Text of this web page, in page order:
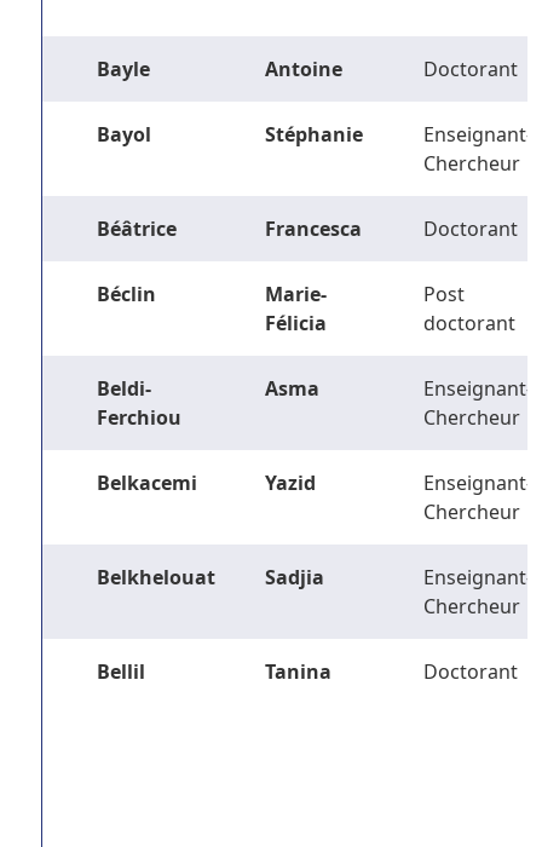
Bayle Antoine Doctorant
Bayol Stéphanie
Enseignant-
Chercheur
Béâtrice Francesca Doctorant
Béclin
Marie-
Félicia
Post
doctorant
Beldi-
Ferchiou
Asma
Enseignant-
Chercheur
Belkacemi Yazid
Enseignant-
Chercheur
Belkhelouat Sadjia
Enseignant-
Chercheur
Bellil Tanina Doctorant